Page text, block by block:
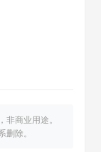
商业用途。
除。